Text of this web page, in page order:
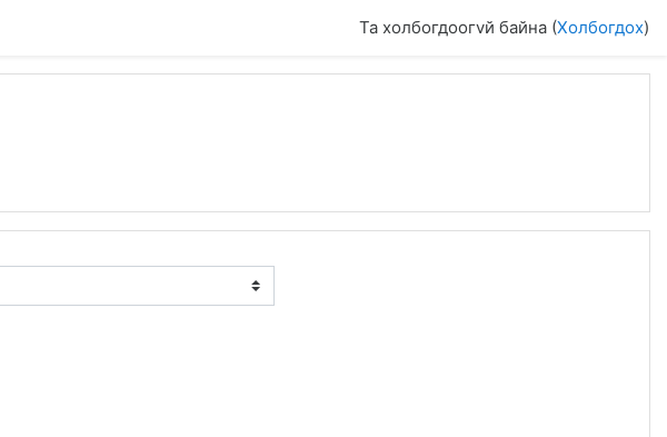
Та холбогдоогvй байна (Холбогдох)